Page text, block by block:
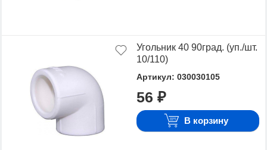
Угольник 40 90град. (уп./шт.
10/110)
Артикул: 030030105
56 ₽
В корзину